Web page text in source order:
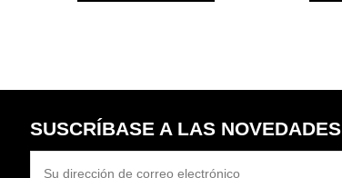
SUSCRÍBASE A LAS NOVEDADES